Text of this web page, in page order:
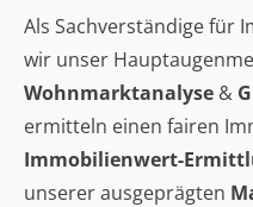
Als Sachverständige für
wir unser
Wohnmarktanalyse &
ermitteln einen fairen
Immobilienwert-
unserer ausgeprägten